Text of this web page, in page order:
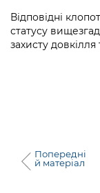
Міський
Важливе під
Відповідні
статусу
захисту
Попередні
й матеріал